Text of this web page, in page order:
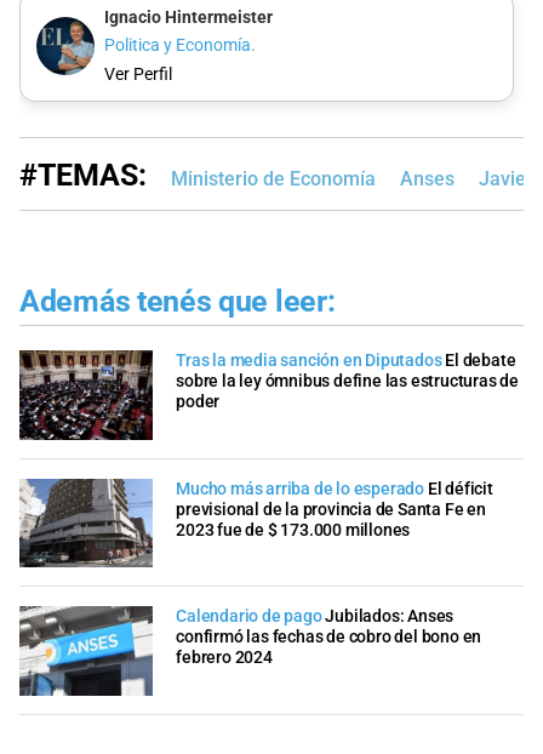
Ignacio Hintermeister
Politica y Economía.
Ver Perfil
#TEMAS: Ministerio de Economía Anses Javier
Además tenés que leer:
Tras la media sanción en Diputados El debate
sobre la ley ómnibus define las estructuras de
poder
Mucho más arriba de lo esperado El déficit
previsional de la provincia de Santa Fe en
2023 fue de $ 173.000 millones
Calendario de pagoJubilados: Anses
confirmó las fechas de cobro del bono en
febrero 2024